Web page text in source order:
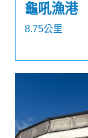
龜吼漁港
8.75公里